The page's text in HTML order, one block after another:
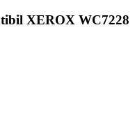
XEROX WC7228